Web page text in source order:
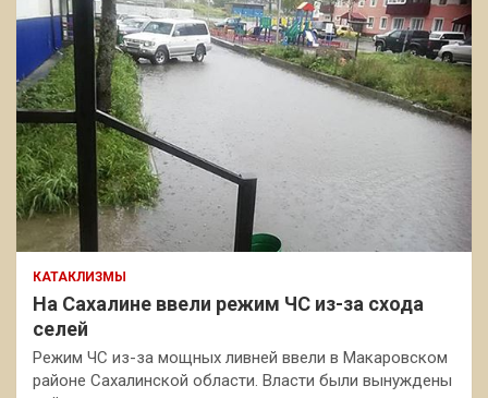
КАТАКЛИЗМЫ
На Сахалине ввели режим ЧС из-за схода
селей
Режим ЧС из-за мощных ливней ввели в Макаровском
районе Сахалинской области. Власти были вынуждены